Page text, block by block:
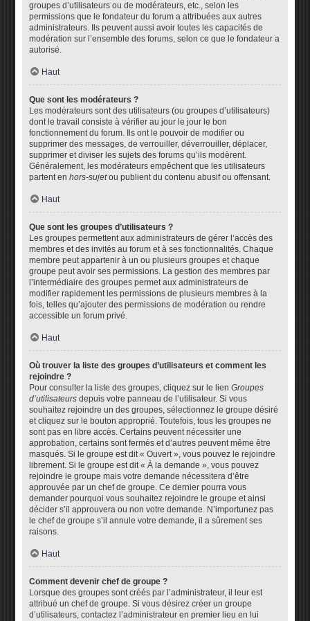
groupes d’utilisateurs ou de modérateurs, etc., selon les
permissions que le fondateur du forum a attribuées aux autres
administrateurs. Ils peuvent aussi avoir toutes les capacités de
modération sur l’ensemble des forums, selon ce que le fondateur a
autorisé.
Haut
Que sont les modérateurs ?
Les modérateurs sont des utilisateurs (ou groupes d’utilisateurs)
dont le travail consiste à vérifier au jour le jour le bon
fonctionnement du forum. Ils ont le pouvoir de modifier ou
supprimer des messages, de verrouiller, déverrouiller, déplacer,
supprimer et diviser les sujets des forums qu’ils modèrent.
Généralement, les modérateurs empêchent que les utilisateurs
partent enhors-sujetou publient du contenu abusif ou offensant.
Haut
Que sont les groupes d’utilisateurs ?
Les groupes permettent aux administrateurs de gérer l’accès des
membres et des invités au forum et à ses fonctionnalités. Chaque
membre peut appartenir à un ou plusieurs groupes et chaque
groupe peut avoir ses permissions. La gestion des membres par
l’intermédiaire des groupes permet aux administrateurs de
modifier rapidement les permissions de plusieurs membres à la
fois, telles qu’ajouter des permissions de modération ou rendre
accessible un forum privé.
Haut
Où trouver la liste des groupes d’utilisateurs et comment les
rejoindre ?
Pour consulter la liste des groupes, cliquez sur le lienGroupes
d’utilisateurs depuis votre panneau de l’utilisateur. Si vous
souhaitez rejoindre un des groupes, sélectionnez le groupe désiré
et cliquez sur le bouton approprié. Toutefois, tous les groupes ne
sont pas en libre accès. Certains peuvent nécessiter une
approbation, certains sont fermés et d’autres peuvent même être
masqués. Si le groupe est dit « Ouvert », vous pouvez le rejoindre
librement. Si le groupe est dit « À la demande », vous pouvez
rejoindre le groupe mais votre demande nécessitera d’être
approuvée par un chef de groupe. Ce dernier pourra vous
demander pourquoi vous souhaitez rejoindre le groupe et ainsi
décider s’il approuvera ou non votre demande. N’importunez pas
le chef de groupe s’il annule votre demande, il a sûrement ses
raisons.
Haut
Comment devenir chef de groupe ?
Lorsque des groupes sont créés par l’administrateur, il leur est
attribué un chef de groupe. Si vous désirez créer un groupe
d’utilisateurs, contactez l’administrateur en premier lieu en lui